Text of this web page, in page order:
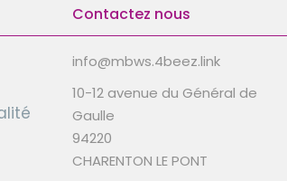
Contactez nous
info@mbws.4beez.link
10-12 avenue du Général de
Gaulle
94220
CHARENTON LE PONT